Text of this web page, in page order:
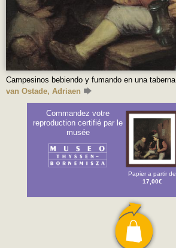
Campesinos bebiendo y fumando en una taberna
van Ostade, Adriaen
Commandez votre
reproduction certifié par le
musée
Papier a partir de
17,00€